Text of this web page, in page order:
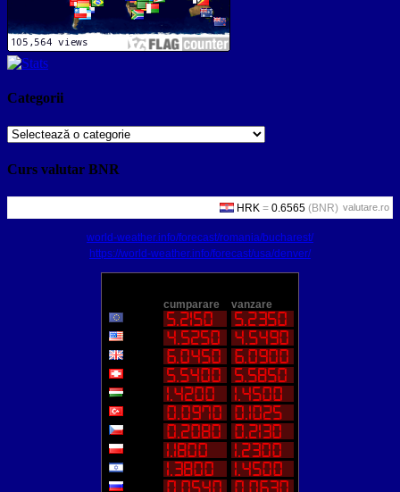
Categorii
Categorii
Curs valutar BNR
valutare.ro
world-weather.info/forecast/romania/bucharest/
https://world-weather.info/forecast/usa/denver/